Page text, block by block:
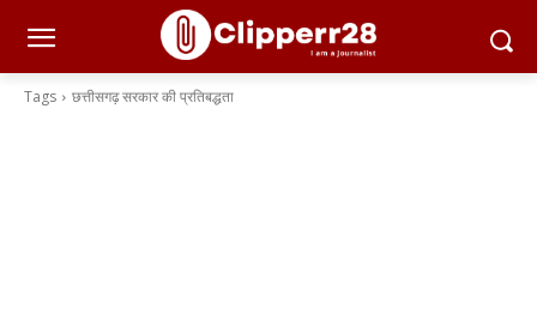
Tags छत्तीसगढ़ सरकार की प्रतिबद्धता